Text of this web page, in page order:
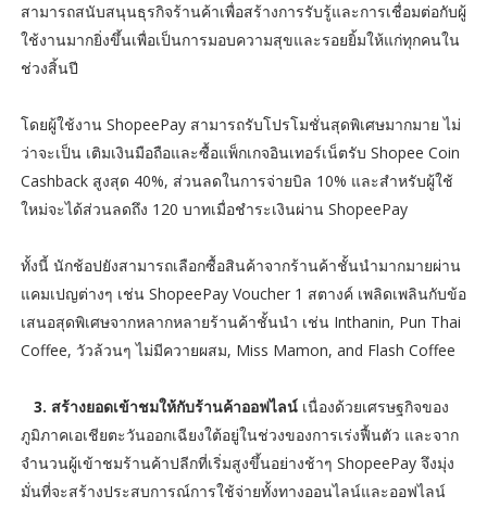
สามารถสนับสนุนธุรกิจร้านค้าเพื่อสร้างการรับรู้และการเชื่อมต่อกับผู้
ใช้งานมากยิ่งขึ้นเพื่อเป็นการมอบความสุขและรอยยิ้มให้แก่ทุกคนใน
ช่วงสิ้นปี
โดยผู้ใช้งาน ShopeePay สามารถรับโปรโมชั่นสุดพิเศษมากมาย ไม่
ว่าจะเป็น เติมเงินมือถือและซื้อแพ็กเกจอินเทอร์เน็ตรับ Shopee Coin
Cashback สูงสุด 40%, ส่วนลดในการจ่ายบิล 10% และสำหรับผู้ใช้
ใหม่จะได้ส่วนลดถึง 120 บาทเมื่อชำระเงินผ่าน ShopeePay
ทั้งนี้ นักช้อปยังสามารถเลือกซื้อสินค้าจากร้านค้าชั้นนำมากมายผ่าน
แคมเปญต่างๆ เช่น ShopeePay Voucher 1 สตางค์ เพลิดเพลินกับข้อ
เสนอสุดพิเศษจากหลากหลายร้านค้าชั้นนำ เช่น Inthanin, Pun Thai
Coffee, วัวล้วนๆ ไม่มีควายผสม, Miss Mamon, and Flash Coffee
3. สร้างยอดเข้าชมให้กับร้านค้าออฟไลน์เนื่องด้วยเศรษฐกิจของ
ภูมิภาคเอเชียตะวันออกเฉียงใต้อยู่ในช่วงของการเร่งฟื้นตัว และจาก
จำนวนผู้เข้าชมร้านค้าปลีกที่เริ่มสูงขึ้นอย่างช้าๆ ShopeePay จึงมุ่ง
มั่นที่จะสร้างประสบการณ์การใช้จ่ายทั้งทางออนไลน์และออฟไลน์